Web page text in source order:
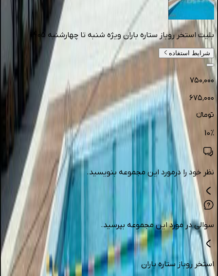
بلیت استخر روباز ستاره باران ویژه شنبه تا چهارشنبه 1405
شرایط استفاده
۷۵۰٬۰۰۰
۶۷۵٬۰۰۰
تومانءء
10%
نظر خود را درمورد این مجموعه بنویسید.
سوالی در مورد این مجموعه بپرسید.
استخر روباز ستاره باران